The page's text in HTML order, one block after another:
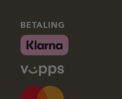
BETALING